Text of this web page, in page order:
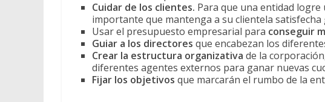
Cuidar de los clientes. Para que una entidad logre
importante que mantenga a su clientela satisfecha
Usar el presupuesto empresarial para conseguir
Guiar a los directores que encabezan los
Crear la estructura organizativa de la
diferentes agentes externos para ganar nuevas
Fijar los objetivos que marcarán el rumbo de la